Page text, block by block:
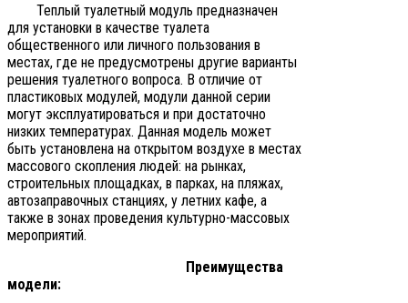
Теплый туалетный модуль предназначен
для установки в качестве туалета
общественного или личного пользования в
местах, где не предусмотрены другие варианты
решения туалетного вопроса. В отличие от
пластиковых модулей, модули данной серии
могут эксплуатироваться и при достаточно
низких температурах. Данная модель может
быть установлена на открытом воздухе в местах
массового скопления людей: на рынках,
строительных площадках, в парках, на пляжах,
автозаправочных станциях, у летних кафе, а
также в зонах проведения культурно-массовых
мероприятий.
Преимущества
модели: